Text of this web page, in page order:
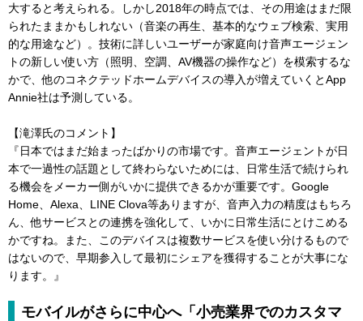
大すると考えられる。しかし2018年の時点では、その用途はまだ限
られたままかもしれない（音楽の再生、基本的なウェブ検索、実用
的な用途など）。技術に詳しいユーザーが家庭向け音声エージェン
トの新しい使い方（照明、空調、AV機器の操作など）を模索するな
かで、他のコネクテッドホームデバイスの導入が増えていくとApp
Annie社は予測している。
【滝澤氏のコメント】
『日本ではまだ始まったばかりの市場です。音声エージェントが日
本で一過性の話題として終わらないためには、日常生活で続けられ
る機会をメーカー側がいかに提供できるかが重要です。Google
Home、Alexa、LINE Clova等ありますが、音声入力の精度はもちろ
ん、他サービスとの連携を強化して、いかに日常生活にとけこめる
かですね。また、このデバイスは複数サービスを使い分けるもので
はないので、早期参入して最初にシェアを獲得することが大事にな
ります。』
モバイルがさらに中心へ「小売業界でのカスタマ